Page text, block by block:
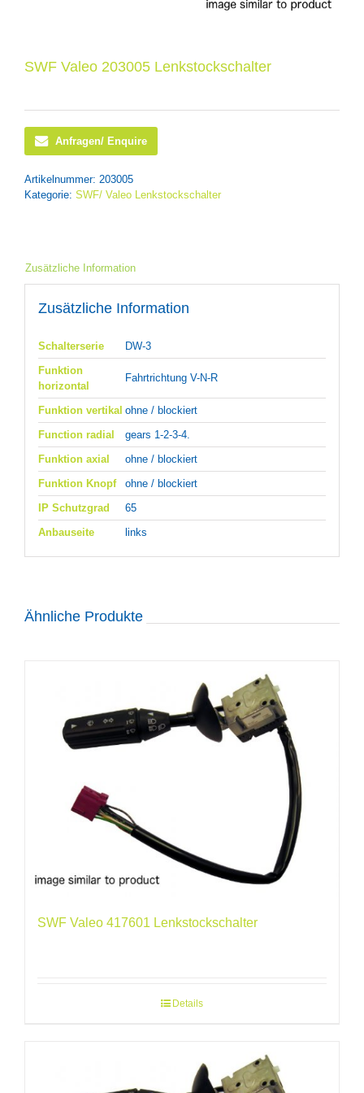
SWF Valeo 203005 Lenkstockschalter
Anfragen/ Enquire
Artikelnummer: 203005
Kategorie: SWF/ Valeo Lenkstockschalter
Zusätzliche Information
Zusätzliche Information
Schalterserie
DW-3
Funktion
horizontal
Fahrtrichtung V-N-R
Funktion vertikal ohne / blockiert
Function radial
gears 1-2-3-4.
Funktion axial
ohne / blockiert
Funktion Knopf
ohne / blockiert
IP Schutzgrad
65
Anbauseite
links
Ähnliche Produkte
SWF Valeo 417601 Lenkstockschalter
Details